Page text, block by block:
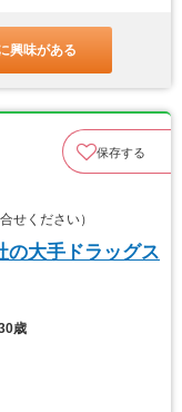
興味がある
保存する
ください）
の大手ドラッグス
歳